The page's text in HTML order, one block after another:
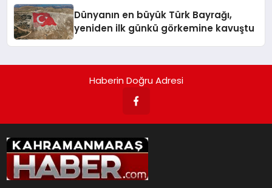
Dünyanın en büyük Türk Bayrağı,
yeniden ilk günkü görkemine kavuştu
Haberin Doğru Adresi